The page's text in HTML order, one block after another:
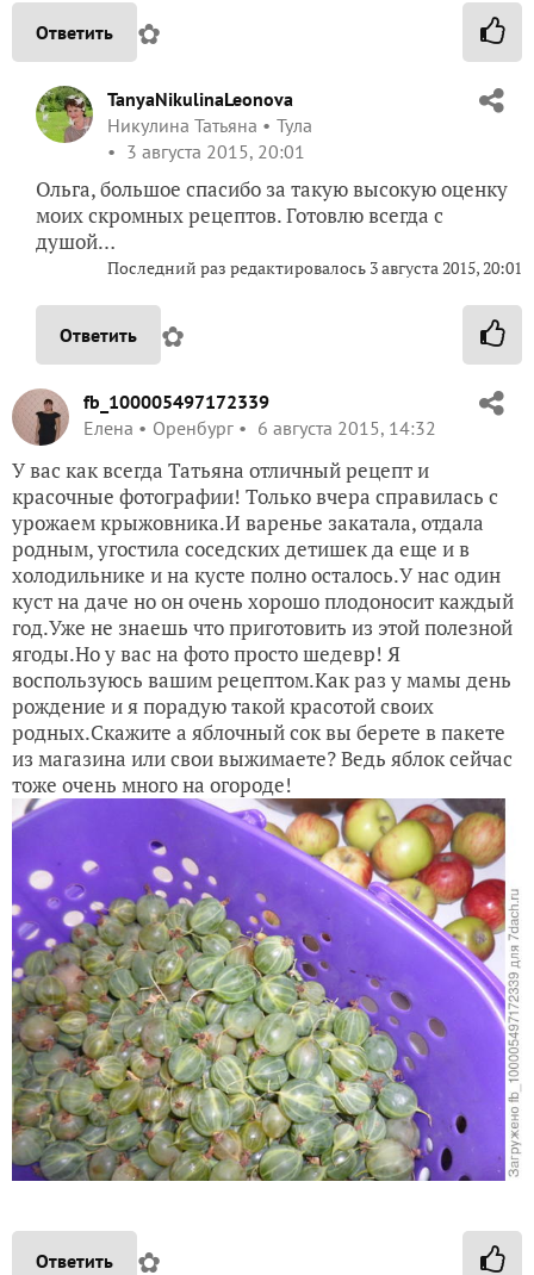
Ответить ✿
TanyaNikulinaLeonova
Никулина Татьяна
Тула
3 августа 2015, 20:01
Ольга, большое спасибо за такую высокую оценку
моих скромных рецептов. Готовлю всегда с
душой…
Последний раз редактировалось 3 августа 2015, 20:01
Ответить ✿
fb_100005497172339
Елена
Оренбург 6 августа 2015, 14:32
У вас как всегда Татьяна отличный рецепт и
красочные фотографии! Только вчера справилась с
урожаем крыжовника.И варенье закатала, отдала
родным, угостила соседских детишек да еще и в
холодильнике и на кусте полно осталось.У нас один
куст на даче но он очень хорошо плодоносит каждый
год.Уже не знаешь что приготовить из этой полезной
ягоды.Но у вас на фото просто шедевр! Я
воспользуюсь вашим рецептом.Как раз у мамы день
рождение и я порадую такой красотой своих
родных.Скажите а яблочный сок вы берете в пакете
из магазина или свои выжимаете? Ведь яблок сейчас
тоже очень много на огороде!
Ответить ✿